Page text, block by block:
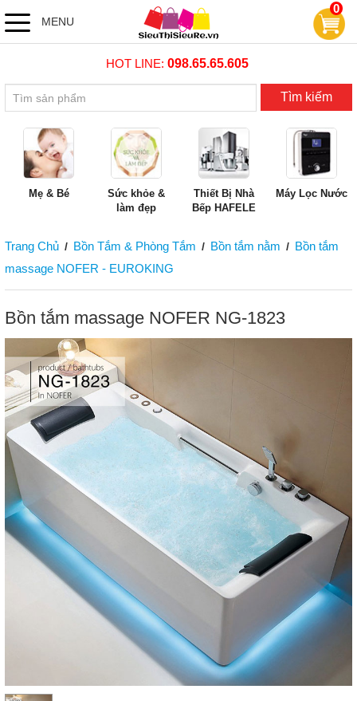
MENU
0
HOT LINE: 098.65.65.605
Tìm kiếm
Mẹ & Bé
Sức khỏe &
làm đẹp
Thiết Bị Nhà
Bếp HAFELE
Máy Lọc Nước
Trang Chủ / Bồn Tắm & Phòng Tắm / Bồn tắm nằm / Bồn tắm
massage NOFER - EUROKING
Bồn tắm massage NOFER NG-1823